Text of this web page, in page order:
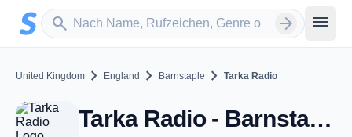
Zum Hauptinhalt springen
search
Sender suchen arrow_forward menu
United Kingdom chevron_right England chevron_right Barnstaple chevron_right Tarka Radio
Tarka Radio - Barnstaple